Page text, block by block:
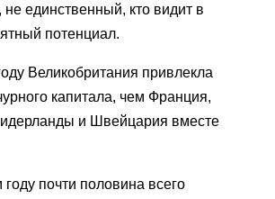
единственный, кто видит в
потенциал.
Великобритания привлекла
капитала, чем Франция,
и Швейцария вместе
почти половина всего